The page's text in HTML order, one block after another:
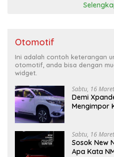
Otomotif
Ini adalah contoh keterangan
otomotif, anda bisa dengan
widget.
Sabtu, 16
Demi
Mengimpor
Sabtu, 16
Sosok New
Apa Kata